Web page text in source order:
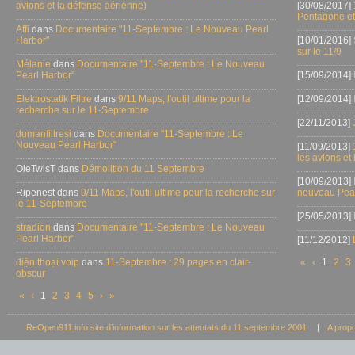
avions et la défense aérienne)
Affi dans Documentaire "11-Septembre : Le Nouveau Pearl
Harbor"
Mélanie dans Documentaire "11-Septembre : Le Nouveau
Pearl Harbor"
Elektrostatik Filtre dans 9/11 Maps, l'outil ultime pour la
recherche sur le 11-Septembre
dumanfiltresi dans Documentaire "11-Septembre : Le
Nouveau Pearl Harbor"
OleTwisT dans Démolition du 11 Septembre
Ripenest dans 9/11 Maps, l'outil ultime pour la recherche sur
le 11-Septembre
stradion dans Documentaire "11-Septembre : Le Nouveau
Pearl Harbor"
điện thoại voip dans 11-Septembre : 29 pages en clair-
obscur
«
‹ 1 2 3 4 5 › »
[30/08/2017]
Pentagone
[10/01/2016]
sur le 11/9
[15/09/2014]
[12/09/2014]
[22/11/2013]
[11/09/2013]
les avions
[10/09/2013]
nouveau
[25/05/2013]
[11/12/2012]
«
‹ 1 2 3
ReOpen911.info site d’information sur les attentats du 11 septembre 2001 | A